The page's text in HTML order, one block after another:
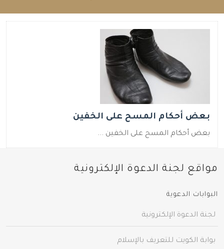
بعض أحكام المسح على الخفين
بعض أحكام المسح على الخفين ...
مواقع لجنة الدعوة الإلكترونية
البوابات الدعوية
لجنة الدعوة الإلكترونية
بوابة الكويت للتعريف بالإسلام